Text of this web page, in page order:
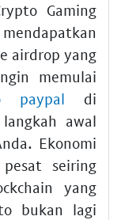
Gaming
airdrop yang
memulai
paypal di
awal
Ekonomi
seiring
yang
bukan lagi